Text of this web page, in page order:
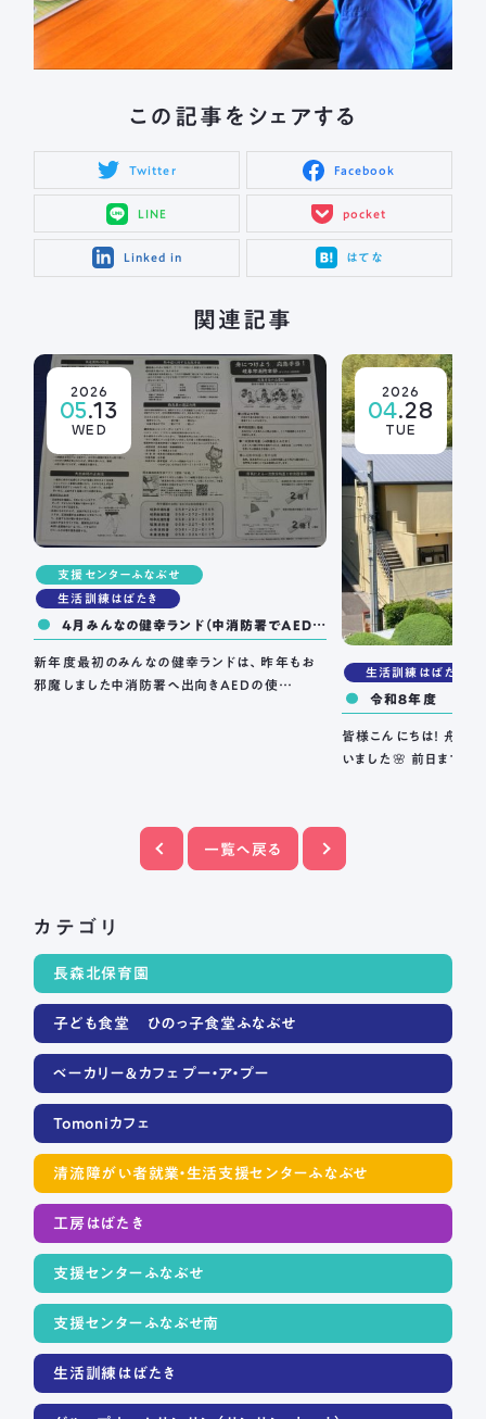
この記事をシェアする
Twitter Facebook
LINE pocket
Linked in はてな
関連記事
2026
05.13
WED
支援センターふなぶせ
生活訓練はばたき
4月みんなの健幸ランド（中消防署でAEDの
新年度最初のみんなの健幸ランドは、昨年もお
邪魔しました中消防署へ出向きAEDの使…
2026
04.28
TUE
生活訓練はばたき
令和８年度 お花
皆様こんにちは！ 舟伏
いました🌸 前日まで
一覧へ戻る
カテゴリ
長森北保育園
子ども食堂 ひのっ子食堂ふなぶせ
ベーカリー＆カフェ プー・ア・プー
Tomoniカフェ
清流障がい者就業・生活支援センターふなぶせ
工房はばたき
支援センターふなぶせ
支援センターふなぶせ南
生活訓練はばたき